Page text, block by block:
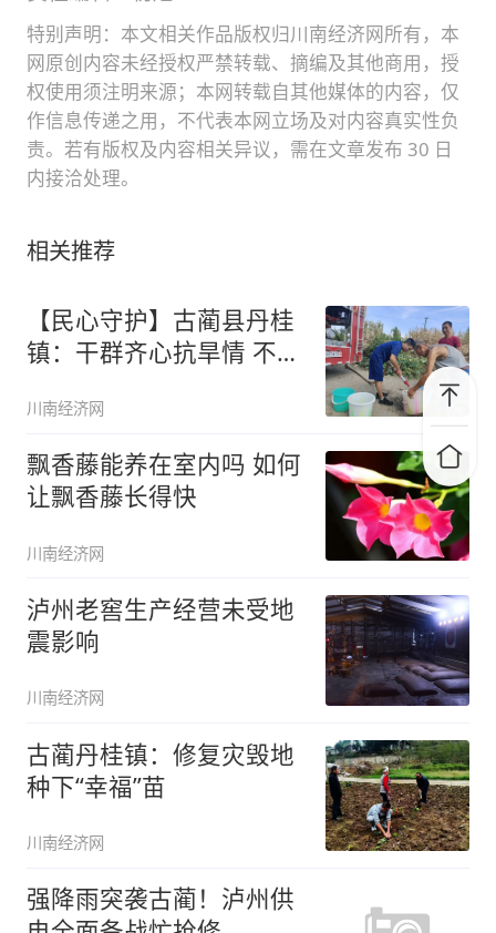
特别声明：本文相关作品版权归川南经济网所有，本
网原创内容未经授权严禁转载、摘编及其他商用，授
权使用须注明来源；本网转载自其他媒体的内容，仅
作信息传递之用，不代表本网立场及对内容真实性负
责。若有版权及内容相关异议，需在文章发布 30 日
内接洽处理。
相关推荐
【民心守护】古蔺县丹桂
镇：干群齐心抗旱情 不畏
川南经济网
飘香藤能养在室内吗 如何
让飘香藤长得快
川南经济网
泸州老窖生产经营未受地
震影响
川南经济网
古蔺丹桂镇：修复灾毁地
种下“幸福”苗
川南经济网
强降雨突袭古蔺！泸州供